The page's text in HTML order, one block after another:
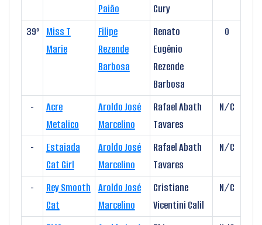
Paião
Cury
39º
Miss T
Marie
Filipe
Rezende
Barbosa
Renato
Eugênio
Rezende
Barbosa
0
-
Acre
Metalico
Aroldo José
Marcelino
Rafael Abath
Tavares
N/C
-
Estaiada
Cat Girl
Aroldo José
Marcelino
Rafael Abath
Tavares
N/C
-
Rey Smooth
Cat
Aroldo José
Marcelino
Cristiane
Vicentini Calil
N/C